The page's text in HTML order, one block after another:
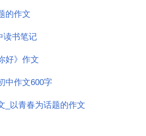
的作文
读书笔记
好》作文
中作文600字
_以青春为话题的作文